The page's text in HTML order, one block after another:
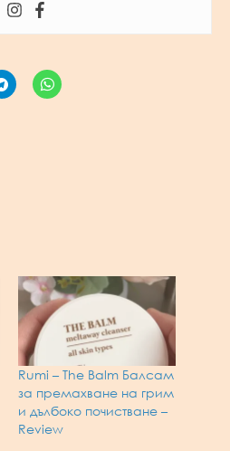
Rumi – The Balm Балсам
за премахване на грим
и дълбоко почистване –
Review